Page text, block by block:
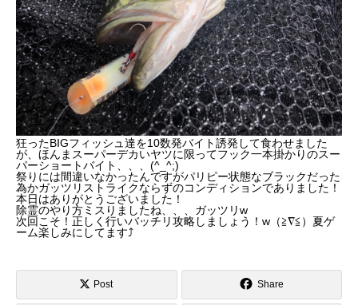
狂ったBIGフィッシュ達を10数発バイト誘発して食わせました
が、 ほんまスーパーデカいヤツに限ってフック一本掛かりのスー
パーショートバイト、、、(^_^;)
祭りには間違いなかったんですがパリピー状態なブラックだった
為かガッツリストライクならずのコンディションでありました！
本日はありがとうございました！
除霊のやり方ミスりましたね、、、ガッツリw
次回こそ！正しく行いバッチリ攻略しましょう！w（≧∇≦） 夏ゲ
ーム楽しみにしてます⤴︎
Post Share